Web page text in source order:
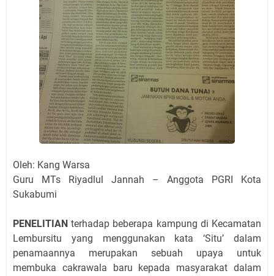
Oleh: Kang Warsa
Guru MTs Riyadlul Jannah – Anggota PGRI Kota
Sukabumi
PENELITIAN terhadap beberapa kampung di Kecamatan
Lembursitu yang menggunakan kata ‘Situ’ dalam
penamaannya merupakan sebuah upaya untuk
membuka cakrawala baru kepada masyarakat dalam